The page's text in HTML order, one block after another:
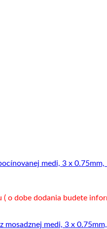
medi, 3 x 0.75mm,
( o dobe dodania budete